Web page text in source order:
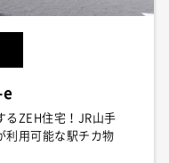
るZEH住宅！JR山手
利用可能な駅チカ物